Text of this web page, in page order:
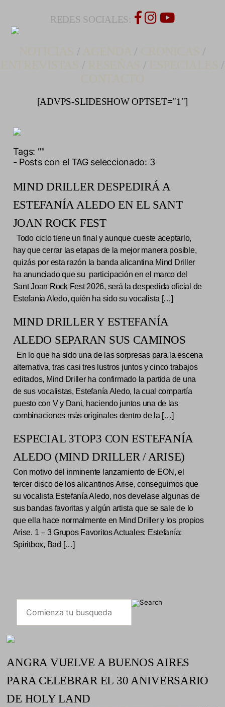
REDES SOCIALES:
/ /
/
/ /
/
[ADVPS-SLIDESHOW OPTSET="1"]
Tags: ""
- Posts con el TAG seleccionado: 3
MIND DRILLER DESPEDIRÁ A
ESTEFANÍA ALEDO EN EL SANT
JOAN ROCK FEST
Todo ciclo tiene un final y aunque cueste aceptarlo,
hay que cerrar las etapas de la mejor manera posible,
quizás por esta razón la banda alicantina Mind Driller
ha anunciado que su participación en el marco del
Sant Joan Rock Fest 2026, será la despedida oficial de
Estefanía Aledo, quién ha sido su vocalista […]
MIND DRILLER Y ESTEFANÍA
ALEDO SEPARAN SUS CAMINOS
En lo que ha sido una de las sorpresas para la escena
alternativa, tras casi tres lustros juntos y cinco trabajos
editados, Mind Driller ha confirmado la partida de una
de sus vocalistas, Estefanía Aledo, la cual compartía
puesto con V y Dani, haciendo juntos una de las
combinaciones más originales dentro de la […]
ESPECIAL 3TOP3 CON ESTEFANÍA
ALEDO (MIND DRILLER / ARISE)
Con motivo del inminente lanzamiento de EON, el
tercer disco de los alicantinos Arise, conseguimos que
su vocalista Estefanía Aledo, nos develase algunas de
sus bandas favoritas y algún artista que se sale de lo
que ella hace normalmente en Mind Driller y los propios
Arise. 1 – 3 Grupos Favoritos Actuales: Estefanía:
Spiritbox, Bad […]
ANGRA VUELVE A BUENOS AIRES
PARA CELEBRAR EL 30 ANIVERSARIO
DE HOLY LAND